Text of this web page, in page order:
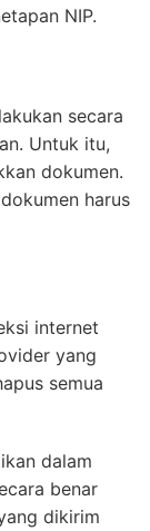
NIP.
secara
Untuk itu,
dokumen.
harus
internet
yang
semua
dalam
benar
dikirim